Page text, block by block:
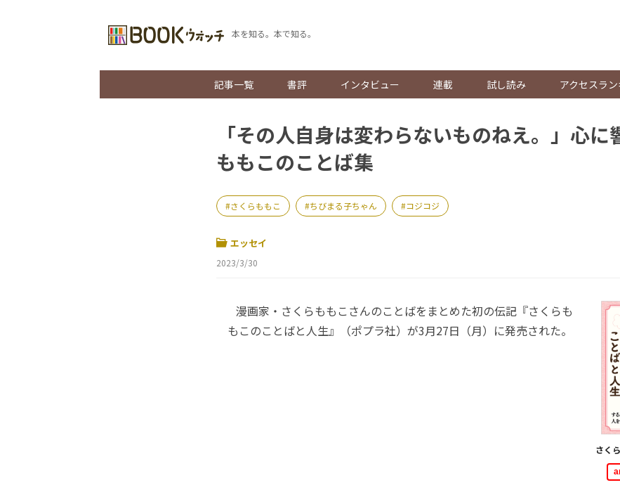
本を知る。本で知る。
記事一覧 書評 インタビュー 連載 試し読み アクセスラ
「その人自身は変わらないものねえ。」心に
ももこのことば集
さくらももこ ちびまる子ちゃん コジコジ
エッセイ
2023/3/30
さく
漫画家・さくらももこさんのことばをまとめた初の伝記『さくらも
もこのことばと人生』（ポプラ社）が3月27日（月）に発売された。